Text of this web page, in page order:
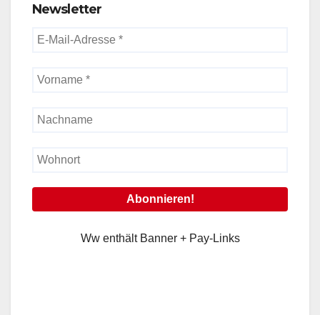
Newsletter
Ww enthält Banner + Pay-Links